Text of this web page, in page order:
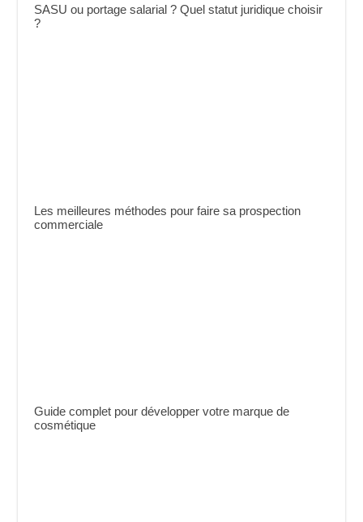
SASU ou portage salarial ? Quel statut juridique choisir
?
Les meilleures méthodes pour faire sa prospection
commerciale
Guide complet pour développer votre marque de
cosmétique